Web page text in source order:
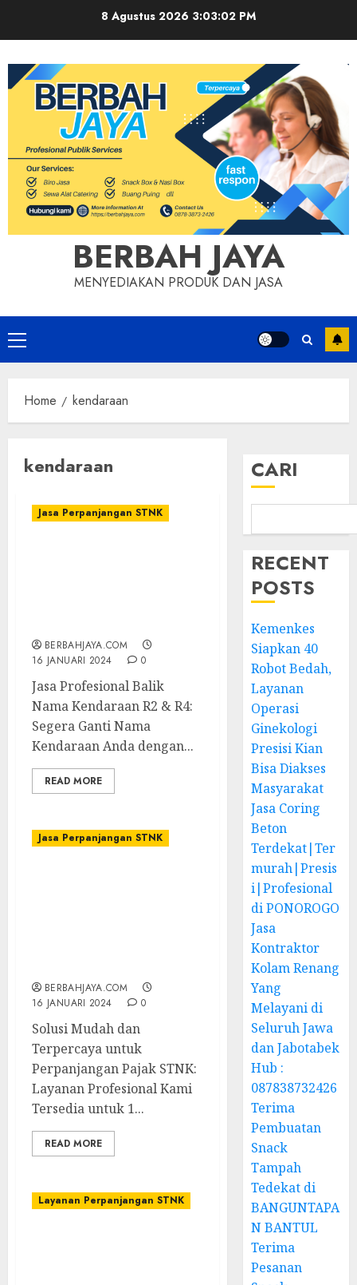
8 Agustus 2026 3:03:02 PM
BERBAH JAYA
MENYEDIAKAN PRODUK DAN JASA
Primary
Menu
Home kendaraan
kendaraan
Jasa Perpanjangan STNK
BERBAHJAYA.COM
16 JANUARI 2024
0
Jasa Profesional Balik
Nama Kendaraan R2 & R4:
Segera Ganti Nama
Kendaraan Anda dengan...
READ MORE
Jasa Perpanjangan STNK
BERBAHJAYA.COM
16 JANUARI 2024
0
Solusi Mudah dan
Terpercaya untuk
Perpanjangan Pajak STNK:
Layanan Profesional Kami
Tersedia untuk 1...
READ MORE
Layanan Perpanjangan STNK
CARI
RECENT
POSTS
Kemenkes
Siapkan 40
Robot Bedah,
Layanan
Operasi
Ginekologi
Presisi Kian
Bisa Diakses
Masyarakat
Jasa Coring
Beton
Terdekat|Ter
murah|Presis
i|Profesional
di PONOROGO
Jasa
Kontraktor
Kolam Renang
Yang
Melayani di
Seluruh Jawa
dan Jabotabek
Hub :
087838732426
Terima
Pembuatan
Snack
Tampah
Tedekat di
BANGUNTAPA
N BANTUL
Terima
Pesanan